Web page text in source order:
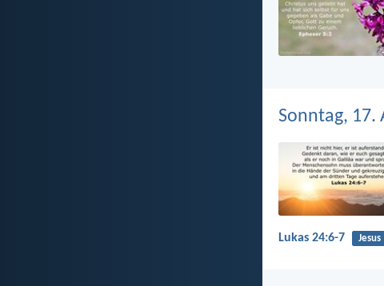
Sonntag, 17.
Lukas 24:6-7 Jesus